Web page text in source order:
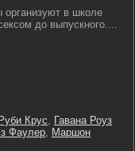
организуют в школе
до выпускного....
Руби Крус, Гавана Роуз
Фаулер, Маршон